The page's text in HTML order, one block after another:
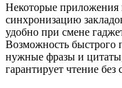
Некоторые приложения
синхронизацию
удобно при смене
Возможность быстрого
нужные фразы и
гарантирует чтение без